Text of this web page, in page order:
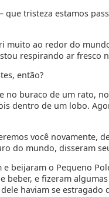
que tristeza estamos
muito ao redor do
respirando ar fresco
então?
no buraco de um rato,
dentro de um lobo.
você novamente,
do mundo, disseram
e beijaram o Pequeno
beber, e fizeram
haviam se estragado